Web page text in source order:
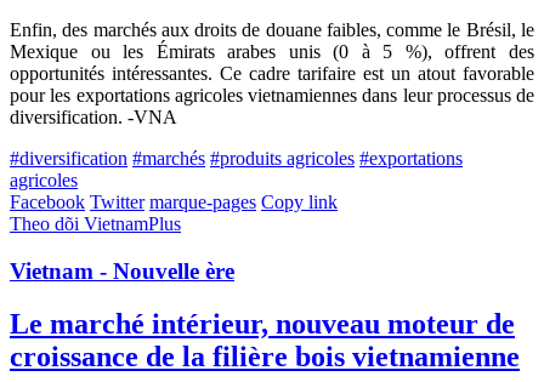
Enfin, des marchés aux droits de douane faibles, comme le Brésil, le
Mexique ou les Émirats arabes unis (0 à 5 %), offrent des
opportunités intéressantes. Ce cadre tarifaire est un atout favorable
pour les exportations agricoles vietnamiennes dans leur processus de
diversification. -VNA
#diversification #marchés #produits agricoles #exportations
agricoles
Facebook Twitter marque-pages Copy link
Theo dõi VietnamPlus
Vietnam - Nouvelle ère
Le marché intérieur, nouveau moteur de
croissance de la filière bois vietnamienne